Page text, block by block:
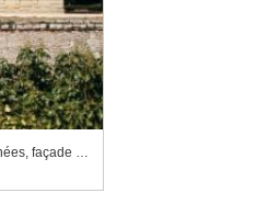
Château d'Oiron, pavillon des Trophées, façade sud-est